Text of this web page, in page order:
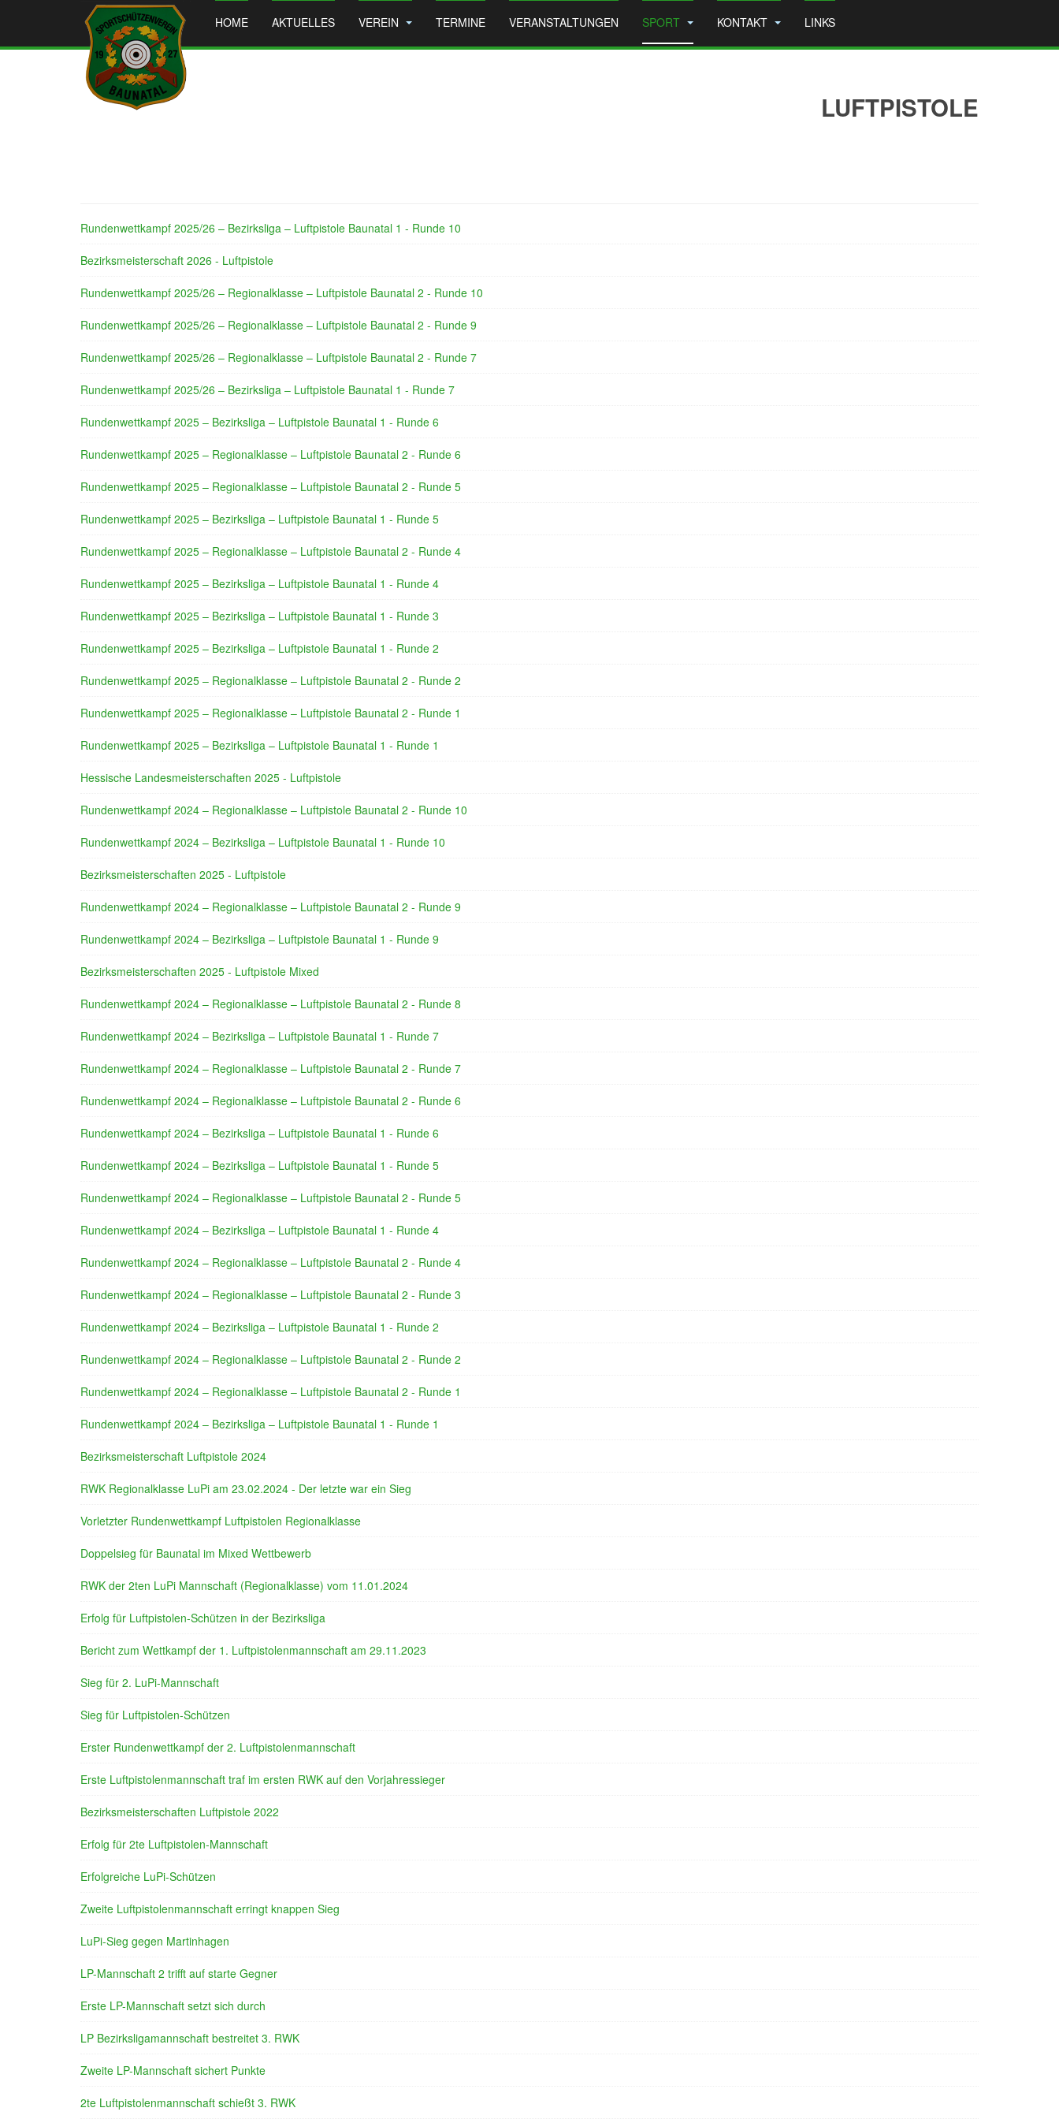
HOME AKTUELLES VEREIN TERMINE VERANSTALTUNGEN SPORT KONTAKT LINKS
LUFTPISTOLE
Rundenwettkampf 2025/26 – Bezirksliga – Luftpistole Baunatal 1 - Runde 10
Bezirksmeisterschaft 2026 - Luftpistole
Rundenwettkampf 2025/26 – Regionalklasse – Luftpistole Baunatal 2 - Runde 10
Rundenwettkampf 2025/26 – Regionalklasse – Luftpistole Baunatal 2 - Runde 9
Rundenwettkampf 2025/26 – Regionalklasse – Luftpistole Baunatal 2 - Runde 7
Rundenwettkampf 2025/26 – Bezirksliga – Luftpistole Baunatal 1 - Runde 7
Rundenwettkampf 2025 – Bezirksliga – Luftpistole Baunatal 1 - Runde 6
Rundenwettkampf 2025 – Regionalklasse – Luftpistole Baunatal 2 - Runde 6
Rundenwettkampf 2025 – Regionalklasse – Luftpistole Baunatal 2 - Runde 5
Rundenwettkampf 2025 – Bezirksliga – Luftpistole Baunatal 1 - Runde 5
Rundenwettkampf 2025 – Regionalklasse – Luftpistole Baunatal 2 - Runde 4
Rundenwettkampf 2025 – Bezirksliga – Luftpistole Baunatal 1 - Runde 4
Rundenwettkampf 2025 – Bezirksliga – Luftpistole Baunatal 1 - Runde 3
Rundenwettkampf 2025 – Bezirksliga – Luftpistole Baunatal 1 - Runde 2
Rundenwettkampf 2025 – Regionalklasse – Luftpistole Baunatal 2 - Runde 2
Rundenwettkampf 2025 – Regionalklasse – Luftpistole Baunatal 2 - Runde 1
Rundenwettkampf 2025 – Bezirksliga – Luftpistole Baunatal 1 - Runde 1
Hessische Landesmeisterschaften 2025 - Luftpistole
Rundenwettkampf 2024 – Regionalklasse – Luftpistole Baunatal 2 - Runde 10
Rundenwettkampf 2024 – Bezirksliga – Luftpistole Baunatal 1 - Runde 10
Bezirksmeisterschaften 2025 - Luftpistole
Rundenwettkampf 2024 – Regionalklasse – Luftpistole Baunatal 2 - Runde 9
Rundenwettkampf 2024 – Bezirksliga – Luftpistole Baunatal 1 - Runde 9
Bezirksmeisterschaften 2025 - Luftpistole Mixed
Rundenwettkampf 2024 – Regionalklasse – Luftpistole Baunatal 2 - Runde 8
Rundenwettkampf 2024 – Bezirksliga – Luftpistole Baunatal 1 - Runde 7
Rundenwettkampf 2024 – Regionalklasse – Luftpistole Baunatal 2 - Runde 7
Rundenwettkampf 2024 – Regionalklasse – Luftpistole Baunatal 2 - Runde 6
Rundenwettkampf 2024 – Bezirksliga – Luftpistole Baunatal 1 - Runde 6
Rundenwettkampf 2024 – Bezirksliga – Luftpistole Baunatal 1 - Runde 5
Rundenwettkampf 2024 – Regionalklasse – Luftpistole Baunatal 2 - Runde 5
Rundenwettkampf 2024 – Bezirksliga – Luftpistole Baunatal 1 - Runde 4
Rundenwettkampf 2024 – Regionalklasse – Luftpistole Baunatal 2 - Runde 4
Rundenwettkampf 2024 – Regionalklasse – Luftpistole Baunatal 2 - Runde 3
Rundenwettkampf 2024 – Bezirksliga – Luftpistole Baunatal 1 - Runde 2
Rundenwettkampf 2024 – Regionalklasse – Luftpistole Baunatal 2 - Runde 2
Rundenwettkampf 2024 – Regionalklasse – Luftpistole Baunatal 2 - Runde 1
Rundenwettkampf 2024 – Bezirksliga – Luftpistole Baunatal 1 - Runde 1
Bezirksmeisterschaft Luftpistole 2024
RWK Regionalklasse LuPi am 23.02.2024 - Der letzte war ein Sieg
Vorletzter Rundenwettkampf Luftpistolen Regionalklasse
Doppelsieg für Baunatal im Mixed Wettbewerb
RWK der 2ten LuPi Mannschaft (Regionalklasse) vom 11.01.2024
Erfolg für Luftpistolen-Schützen in der Bezirksliga
Bericht zum Wettkampf der 1. Luftpistolenmannschaft am 29.11.2023
Sieg für 2. LuPi-Mannschaft
Sieg für Luftpistolen-Schützen
Erster Rundenwettkampf der 2. Luftpistolenmannschaft
Erste Luftpistolenmannschaft traf im ersten RWK auf den Vorjahressieger
Bezirksmeisterschaften Luftpistole 2022
Erfolg für 2te Luftpistolen-Mannschaft
Erfolgreiche LuPi-Schützen
Zweite Luftpistolenmannschaft erringt knappen Sieg
LuPi-Sieg gegen Martinhagen
LP-Mannschaft 2 trifft auf starte Gegner
Erste LP-Mannschaft setzt sich durch
LP Bezirksligamannschaft bestreitet 3. RWK
Zweite LP-Mannschaft sichert Punkte
2te Luftpistolenmannschaft schießt 3. RWK